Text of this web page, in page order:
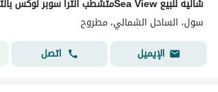
سول، الساحل الشمالي، مطروح
الإيميل
اتصل